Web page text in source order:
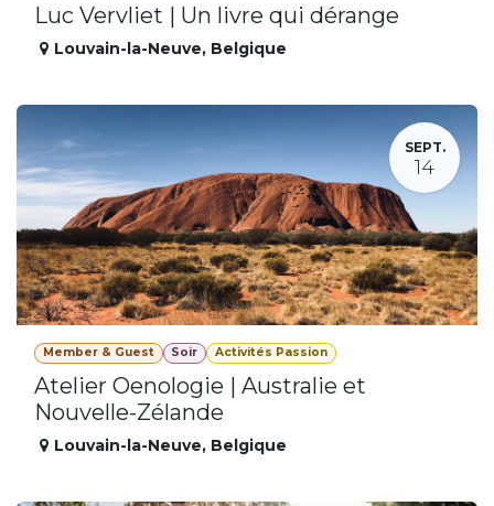
Luc Vervliet | Un livre qui dérange
Louvain-la-Neuve, Belgique
SEPT.
14
Member & Guest Soir Activités Passion
Atelier Oenologie | Australie et
Nouvelle-Zélande
Louvain-la-Neuve, Belgique